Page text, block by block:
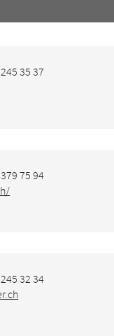
35 37
75 94
32 34